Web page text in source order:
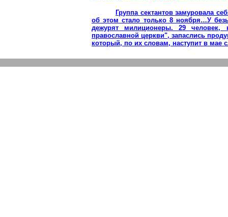
Группа сектантов замуровала
об этом стало только 8 ноября…У
дежурят милиционеры. 29 человек,
православной церкви", запаслись
который, по их словам, наступит в мае